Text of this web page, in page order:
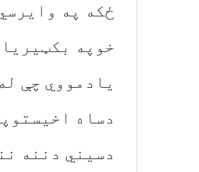
ځکه په
خوپه
یادمووي چې
دساه
دسیني دننه